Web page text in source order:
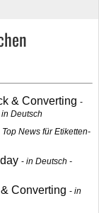
& Converting
Deutsch
Top News für Etiketten-
in Deutsch -
Converting
in